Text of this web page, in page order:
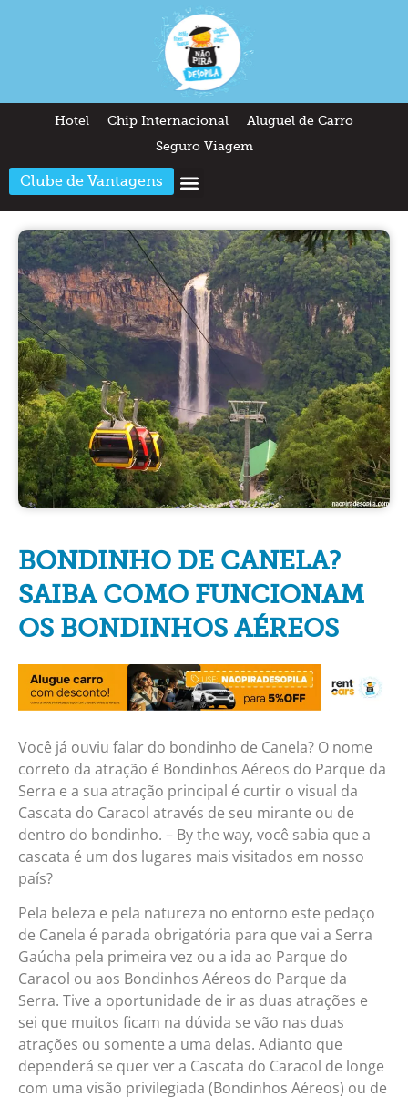
Hotel Chip Internacional
Aluguel de Carro
Seguro Viagem
Clube de Vantagens
BONDINHO DE CANELA?
SAIBA COMO FUNCIONAM
OS BONDINHOS AÉREOS
Você já ouviu falar do bondinho de Canela? O nome
correto da atração é Bondinhos Aéreos do Parque da
Serra e a sua atração principal é curtir o visual da
Cascata do Caracol através de seu mirante ou de
dentro do bondinho. – By the way, você sabia que a
cascata é um dos lugares mais visitados em nosso
país?
Pela beleza e pela natureza no entorno este pedaço
de Canela é parada obrigatória para que vai a Serra
Gaúcha pela primeira vez ou a ida ao Parque do
Caracol ou aos Bondinhos Aéreos do Parque da
Serra. Tive a oportunidade de ir as duas atrações e
sei que muitos ficam na dúvida se vão nas duas
atrações ou somente a uma delas. Adianto que
dependerá se quer ver a Cascata do Caracol de longe
com uma visão privilegiada (Bondinhos Aéreos) ou de